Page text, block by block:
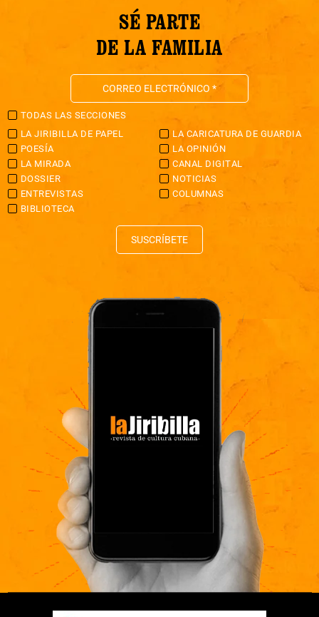
SÉ PARTE
DE LA FAMILIA
TODAS LAS SECCIONES
LA JIRIBILLA DE PAPEL
LA CARICATURA DE GUARDIA
POESÍA
LA OPINIÓN
LA MIRADA
CANAL DIGITAL
DOSSIER
NOTICIAS
ENTREVISTAS
COLUMNAS
BIBLIOTECA
SUSCRÍBETE